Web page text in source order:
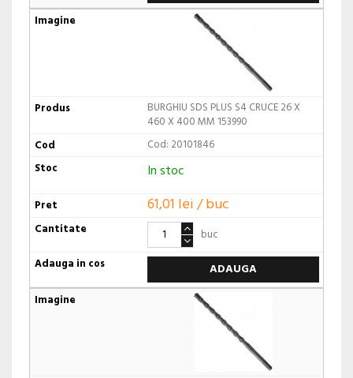
BURGHIU SDS PLUS S4 CRUCE 26 X
460 X 400 MM 153990
Cod: 20101846
In stoc
61,01 lei / buc
buc
ADAUGA